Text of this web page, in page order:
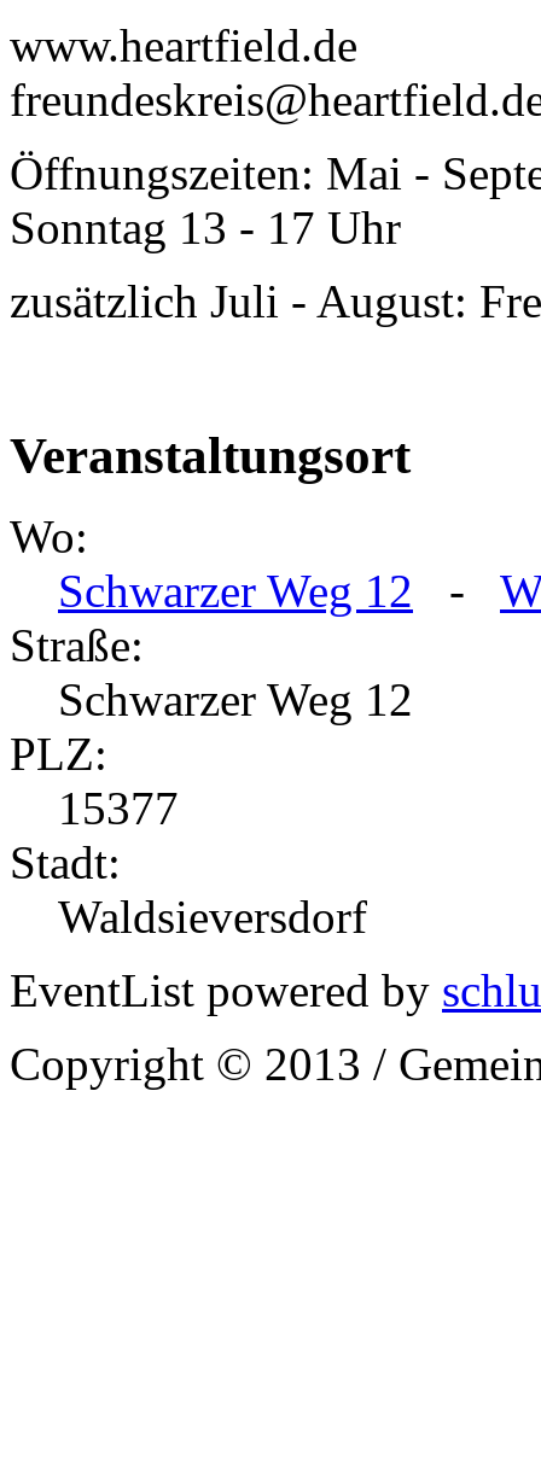
www.heartfield.de
Öffnungszeiten: Mai -
Sonntag 13 - 17 Uhr
zusätzlich Juli - August:
Veranstaltungsort
Wo:
Schwarzer Weg 12 -
Straße:
Schwarzer Weg 12
PLZ:
15377
Stadt:
Waldsieversdorf
EventList powered by
Copyright © 2013 /